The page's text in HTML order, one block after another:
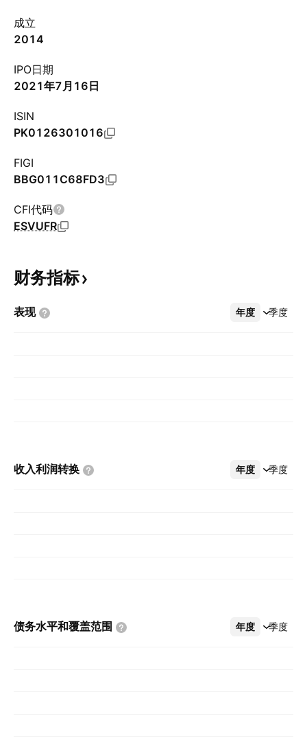
成立
2014
IPO日期
2021年7月16日
ISIN
PK0126301016
FIGI
BBG011C68FD3
CFI代码
ESVUFR
财务指标
表现 年度 季度
更多
收入利润转换 年度 季度
更多
债务水平和覆盖范围 年度 季度
更多